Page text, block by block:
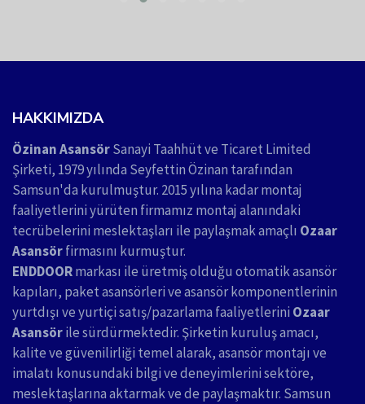
HAKKIMIZDA
Özinan AsansörSanayi Taahhüt ve Ticaret Limited
Şirketi, 1979 yılında Seyfettin Özinan tarafından
Samsun'da kurulmuştur. 2015 yılına kadar montaj
faaliyetlerini yürüten firmamız montaj alanındaki
tecrübelerini meslektaşları ile paylaşmak amaçlı Ozaar
Asansörfirmasını kurmuştur.
ENDDOORmarkası ile üretmiş olduğu otomatik asansör
kapıları, paket asansörleri ve asansör komponentlerinin
yurtdışı ve yurtiçi satış/pazarlama faaliyetlerini Ozaar
Asansörile sürdürmektedir. Şirketin kuruluş amacı,
kalite ve güvenilirliği temel alarak, asansör montajı ve
imalatı konusundaki bilgi ve deneyimlerini sektöre,
meslektaşlarına aktarmak ve de paylaşmaktır. Samsun